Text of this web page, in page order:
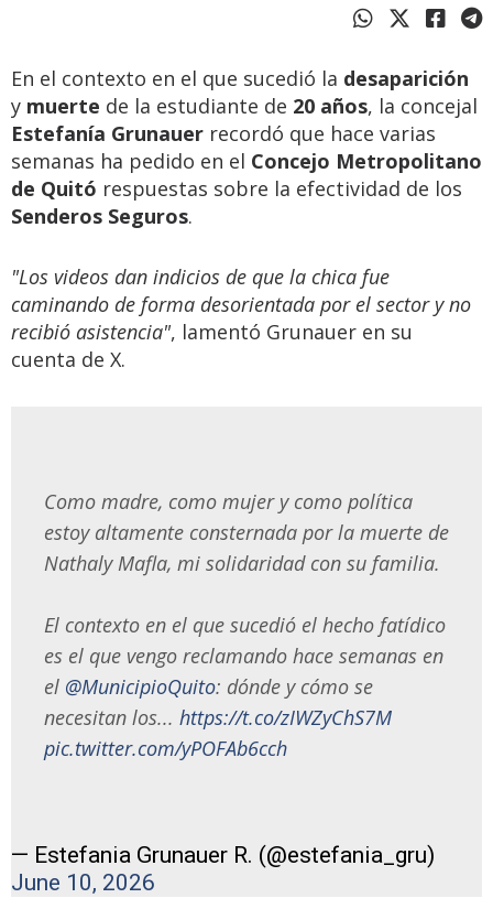
En el contexto en el que sucedió la desaparición
y muerte de la estudiante de 20 años, la concejal
Estefanía Grunauer recordó que hace varias
semanas ha pedido en el Concejo Metropolitano
de Quitó respuestas sobre la efectividad de los
Senderos Seguros.
"Los videos dan indicios de que la chica fue
caminando de forma desorientada por el sector y no
recibió asistencia", lamentó Grunauer en su
cuenta de X.
Como madre, como mujer y como política
estoy altamente consternada por la muerte de
Nathaly Mafla, mi solidaridad con su familia.
El contexto en el que sucedió el hecho fatídico
es el que vengo reclamando hace semanas en
el @MunicipioQuito: dónde y cómo se
necesitan los... https://t.co/zIWZyChS7M
pic.twitter.com/yPOFAb6cch
— Estefania Grunauer R. (@estefania_gru)
June 10, 2026